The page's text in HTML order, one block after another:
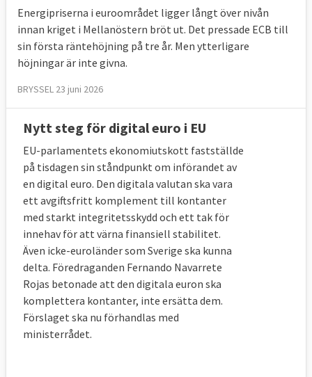
Energipriserna i euroområdet ligger långt över nivån
innan kriget i Mellanöstern bröt ut. Det pressade ECB till
sin första räntehöjning på tre år. Men ytterligare
höjningar är inte givna.
BRYSSEL 23 juni 2026
Nytt steg för digital euro i EU
EU-parlamentets ekonomiutskott fastställde
på tisdagen sin ståndpunkt om införandet av
en digital euro. Den digitala valutan ska vara
ett avgiftsfritt komplement till kontanter
med starkt integritetsskydd och ett tak för
innehav för att värna finansiell stabilitet.
Även icke-euroländer som Sverige ska kunna
delta. Föredraganden Fernando Navarrete
Rojas betonade att den digitala euron ska
komplettera kontanter, inte ersätta dem.
Förslaget ska nu förhandlas med
ministerrådet.